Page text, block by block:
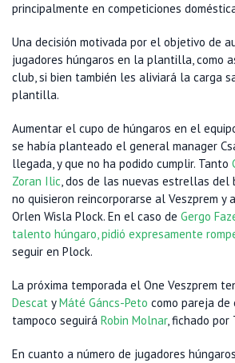
principalmente en competiciones
Una decisión motivada por el objetivo de
jugadores húngaros en la plantilla, como
club, si bien también les aliviará la carga
plantilla.
Aumentar el cupo de húngaros en el
se había planteado el general manager
llegada, y que no ha podido cumplir. Tanto
Zoran Ilic, dos de las nuevas estrellas del
no quisieron reincorporarse al Veszprem y
Orlen Wisla Plock. En el caso de Gergo
talento húngaro, pidió expresamente
seguir en Plock.
La próxima temporada el One Veszprem
Descat yMáté Gáncs-Peto como pareja de
tampoco seguirá Robin Molnar, fichado por
En cuanto a número de jugadores